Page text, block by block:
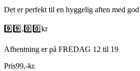
Det er perfekt til en hyggelig aften med
9️⃣9️⃣,0️⃣0️⃣kr
Afhentning er på FREDAG 12 til 19
Pris99,-kr.